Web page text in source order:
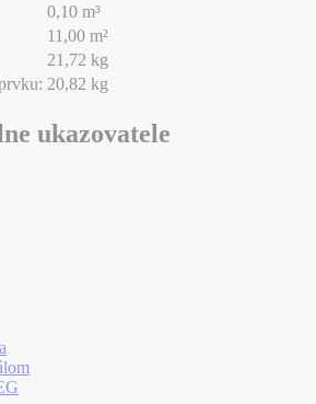
0,10 m³
11,00 m²
21,72 kg
20,82 kg
ukazovatele